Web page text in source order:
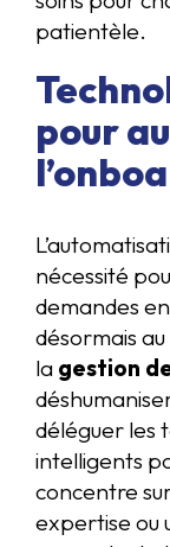
patientèle.
pour
nécessité
demandes
désormais
la gestion
déléguer les
intelligents
concentre
expertise ou